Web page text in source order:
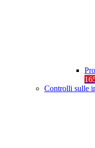
Controlli sulle